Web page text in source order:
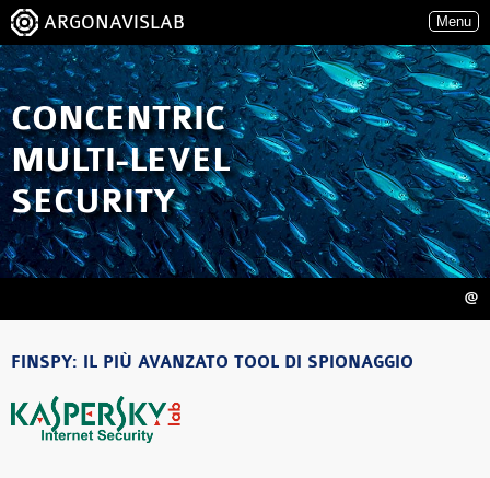
ARGONAVISLAB Menu
CONCENTRIC
MULTI-LEVEL
SECURITY
@
FINSPY: IL PIÙ AVANZATO TOOL DI SPIONAGGIO